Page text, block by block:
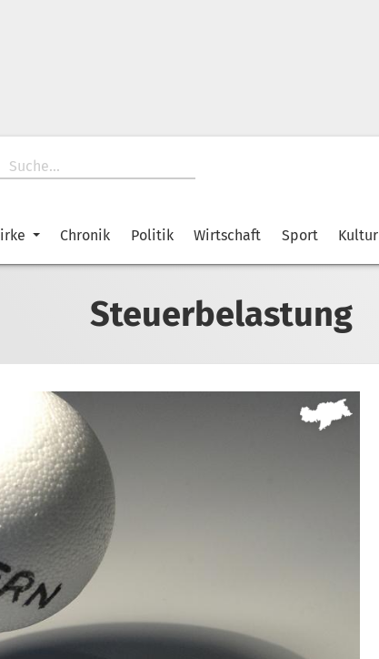
Chronik Politik Wirtschaft Sport Kultur
Steuerbelastung